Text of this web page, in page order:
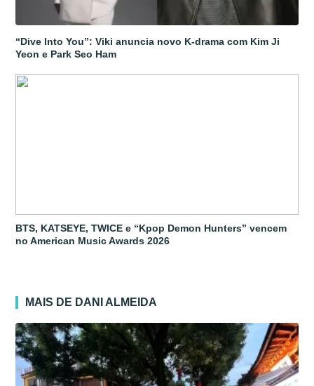
“Dive Into You”: Viki anuncia novo K-drama com Kim Ji
Yeon e Park Seo Ham
BTS, KATSEYE, TWICE e “Kpop Demon Hunters” vencem
no American Music Awards 2026
MAIS DE DANI ALMEIDA